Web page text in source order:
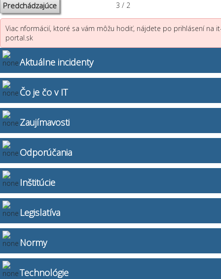
Predchádzajúce 3 / 2
Viac nformácií, ktoré sa vám môžu hodiť, nájdete po prihlásení na
portal.sk
Aktuálne incidenty
Čo je čo v IT
Zaujímavosti
Odporúčania
Inštitúcie
Legislatíva
Normy
Technológie